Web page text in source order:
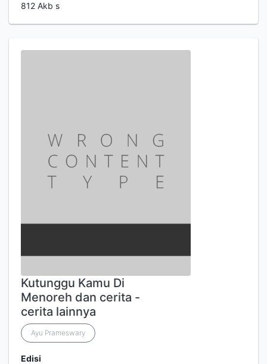
812 Akb s
Kutunggu Kamu Di
Menoreh dan cerita -
cerita lainnya
Ayu Prameswary
Edisi